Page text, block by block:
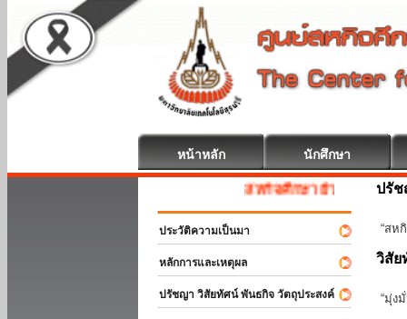
หน้าหลัก นักศึกษา
สหกิจศึกษา ยินดีต้อนรับ
ประวัติความเป็นมา
หลักการและเหตุผล
ปรัชญา วิสัยทัศน์ พันธกิจ วัตถุประสงค์
ปรั
“สห
วิสัย
“มุ่ง